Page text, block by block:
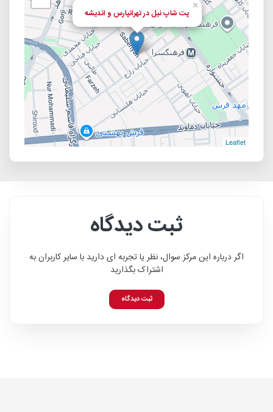
پت شاپ نیل در تهرانپارس و اندیشه
×
Leaflet
ثبت دیدگاه
اگر درباره این مرکز سوال، نظر یا تجربه ای دارید با سایر کاربران به
اشتراک بگذارید
ثبت دیدگاه